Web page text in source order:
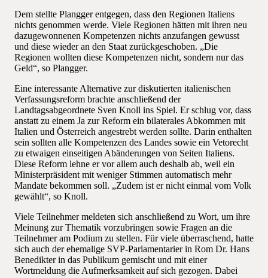
Dem stellte Plangger entgegen, dass den Regionen Italiens
nichts genommen werde. Viele Regionen hätten mit ihren neu
dazugewonnenen Kompetenzen nichts anzufangen gewusst
und diese wieder an den Staat zurückgeschoben. „Die
Regionen wollten diese Kompetenzen nicht, sondern nur das
Geld“, so Plangger.
Eine interessante Alternative zur diskutierten italienischen
Verfassungsreform brachte anschließend der
Landtagsabgeordnete Sven Knoll ins Spiel. Er schlug vor, dass
anstatt zu einem Ja zur Reform ein bilaterales Abkommen mit
Italien und Österreich angestrebt werden sollte. Darin enthalten
sein sollten alle Kompetenzen des Landes sowie ein Vetorecht
zu etwaigen einseitigen Abänderungen von Seiten Italiens.
Diese Reform lehne er vor allem auch deshalb ab, weil ein
Ministerpräsident mit weniger Stimmen automatisch mehr
Mandate bekommen soll. „Zudem ist er nicht einmal vom Volk
gewählt“, so Knoll.
Viele Teilnehmer meldeten sich anschließend zu Wort, um ihre
Meinung zur Thematik vorzubringen sowie Fragen an die
Teilnehmer am Podium zu stellen. Für viele überraschend, hatte
sich auch der ehemalige SVP-Parlamentarier in Rom Dr. Hans
Benedikter in das Publikum gemischt und mit einer
Wortmeldung die Aufmerksamkeit auf sich gezogen. Dabei